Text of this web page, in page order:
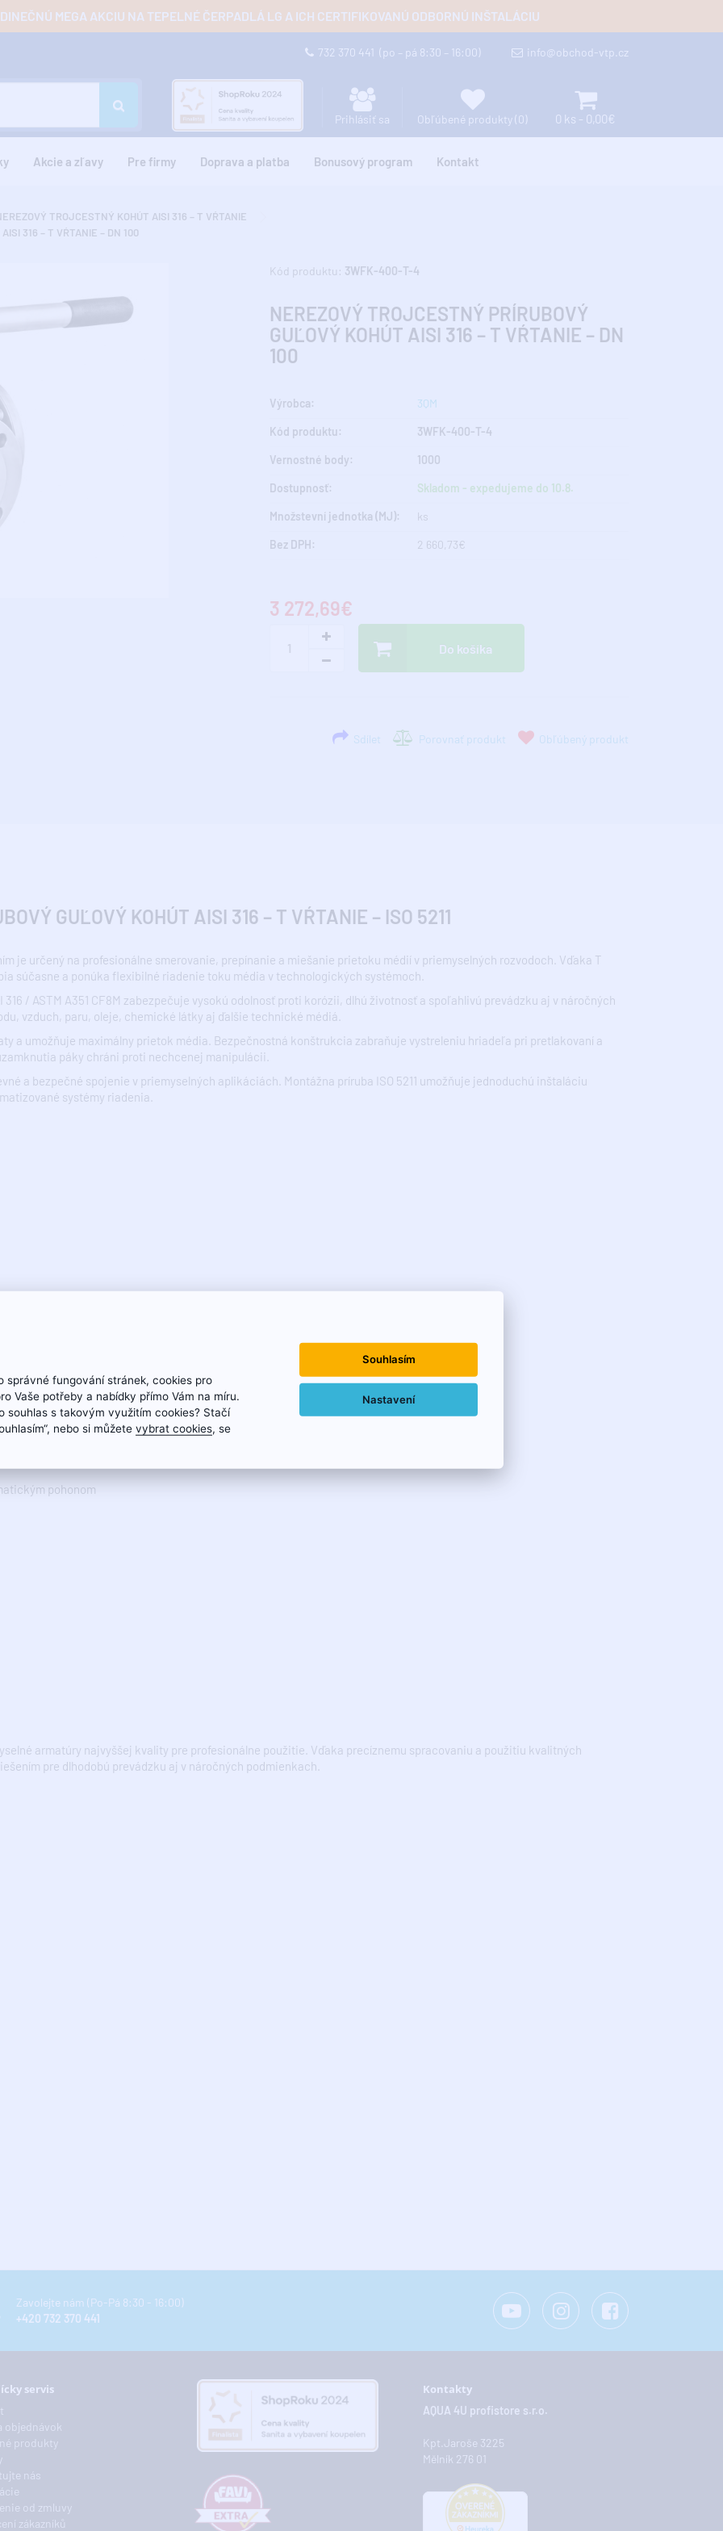
MEGA AKCIU NA TEPELNÉ ČERPADLÁ LG A ICH CERTIFIKOVANÚ ODBORNÚ INŠTALÁCIU
Prihlásiť sa Obľúbené produkty (0) 0 ks - 0,00€
732 370 441 (po – pá 8:30 – 16:00) info@obchod-vtp.cz
Akcie a zľavy Pre firmy Doprava a platba Bonusový program Kontakt
TROJCESTNÝ KOHÚT AISI 316 – T VŔTANIE
316 – T VŔTANIE – DN 100
Kód produktu: 3WFK-400-T-4
NEREZOVÝ TROJCESTNÝ PRÍRUBOVÝ
GUĽOVÝ KOHÚT AISI 316 – T VŔTANIE – DN
100
Výrobca: 3QM
Kód produktu: 3WFK-400-T-4
Vernostné body: 1000
Dostupnosť: Skladom - expedujeme do 10.8.
Množstevní jednotka (MJ): ks
Bez DPH: 2 660,73€
3 272,69€
Do košíka
Sdílet Porovnať produkt Obľúbený produkt
GUĽOVÝ KOHÚT AISI 316 – T VŔTANIE – ISO 5211
je určený na profesionálne smerovanie, prepínanie a miešanie prietoku médií v priemyselných rozvodoch. Vďaka T
súčasne a ponúka flexibilné riadenie toku média v technologických systémoch.
/ ASTM A351 CF8M zabezpečuje vysokú odolnosť proti korózii, dlhú životnosť a spoľahlivú prevádzku aj v náročných
vzduch, paru, oleje, chemické látky aj ďalšie technické médiá.
a umožňuje maximálny prietok média. Bezpečnostná konštrukcia zabraňuje vystreleniu hriadeľa pri pretlakovaní a
páky chráni proti nechcenej manipulácii.
a bezpečné spojenie v priemyselných aplikáciách. Montážna príruba ISO 5211 umožňuje jednoduchú inštaláciu
systémy riadenia.
strát
pohonom
armatúry najvyššej kvality pre profesionálne použitie. Vďaka precíznemu spracovaniu a použitiu kvalitných
pre dlhodobú prevádzku aj v náročných podmienkach.
Zavolejte nám (Po-Pá 8:30 - 16:00)
+420 732 370 441
servis
objednávok
produkty
nás
od zmluvy
zákazníků
Kontakty
AQUA 4U profistore s.r.o.
Kpt.Jaroše 3225
Mělník 276 01
správné fungování stránek, cookies pro
Vaše potřeby a nabídky přímo Vám na míru.
souhlas s takovým využitím cookies? Stačí
nebo si můžete vybrat cookies, se
Souhlasím
Nastavení